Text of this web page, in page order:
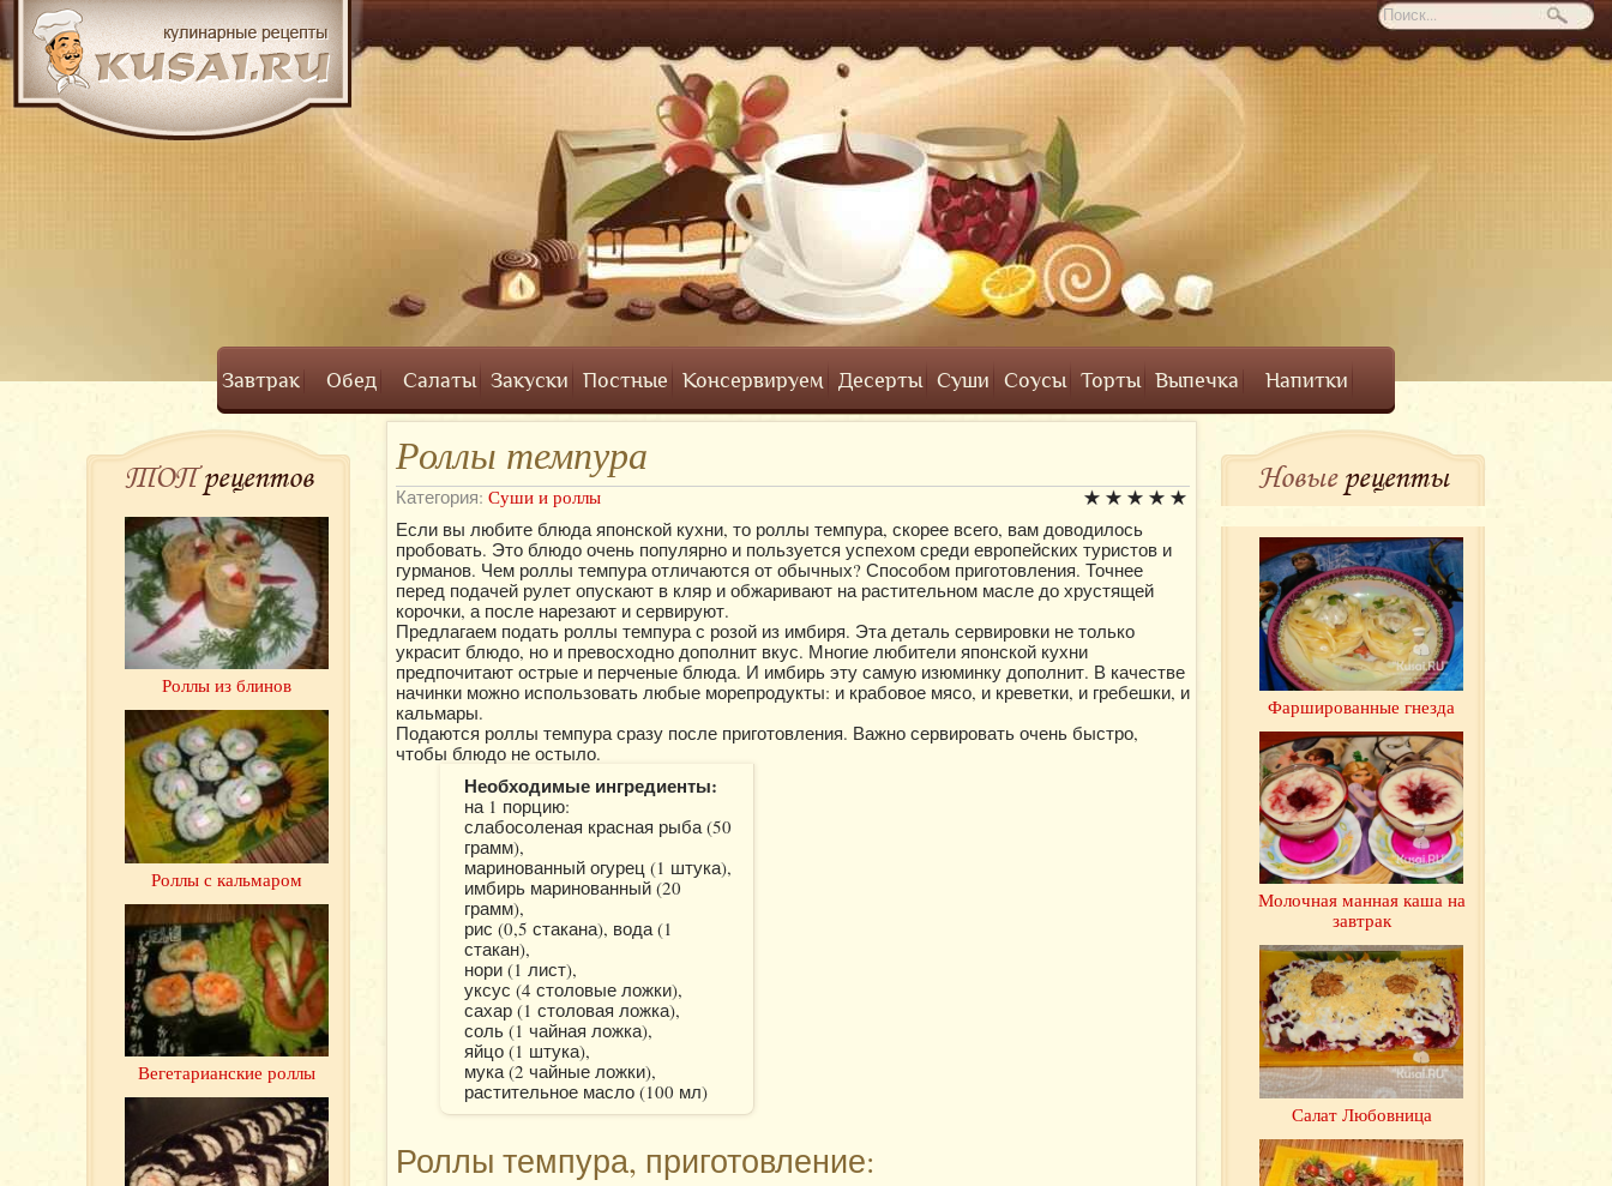
Завтрак Обед Салаты Закуски Постные Консервируем Десерты Суши Соусы Торты Выпечка Напитки
Роллы темпура
Категория: Суши и роллы
Если вы любите блюда японской кухни, то роллы темпура, скорее всего, вам доводилось
пробовать. Это блюдо очень популярно и пользуется успехом среди европейских туристов и
гурманов. Чем роллы темпура отличаются от обычных? Способом приготовления. Точнее
перед подачей рулет опускают в кляр и обжаривают на растительном масле до хрустящей
корочки, а после нарезают и сервируют.
Предлагаем подать роллы темпура с розой из имбиря. Эта деталь сервировки не только
украсит блюдо, но и превосходно дополнит вкус. Многие любители японской кухни
предпочитают острые и перченые блюда. И имбирь эту самую изюминку дополнит. В качестве
начинки можно использовать любые морепродукты: и крабовое мясо, и креветки, и гребешки, и
кальмары.
Подаются роллы темпура сразу после приготовления. Важно сервировать очень быстро,
чтобы блюдо не остыло.
Необходимые ингредиенты:
на 1 порцию:
слабосоленая красная рыба (50
грамм),
маринованный огурец (1 штука),
имбирь маринованный (20
грамм),
рис (0,5 стакана), вода (1
стакан),
нори (1 лист),
уксус (4 столовые ложки),
сахар (1 столовая ложка),
соль (1 чайная ложка),
яйцо (1 штука),
мука (2 чайные ложки),
растительное масло (100 мл)
Роллы темпура, приготовление:
ТОПрецептов
Роллы из блинов
Роллы с кальмаром
Вегетарианские роллы
Новыерецепты
Фаршированные гнезда
Молочная манная каша на
завтрак
Салат Любовница